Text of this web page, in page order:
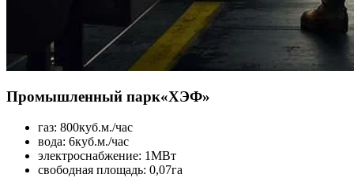
Промышленный парк«ХЭФ»
газ: 800куб.м./час
вода: 6куб.м./час
электроснабжение: 1МВт
свободная площадь: 0,07га